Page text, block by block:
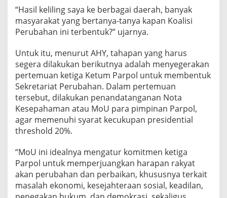
“Hasil keliling saya ke berbagai daerah, banyak
masyarakat yang bertanya-tanya kapan Koalisi
Perubahan ini terbentuk?” ujarnya.
Untuk itu, menurut AHY, tahapan yang harus
segera dilakukan berikutnya adalah menyegerakan
pertemuan ketiga Ketum Parpol untuk membentuk
Sekretariat Perubahan. Dalam pertemuan
tersebut, dilakukan penandatanganan Nota
Kesepahaman atau MoU para pimpinan Parpol,
agar memenuhi syarat kecukupan presidential
threshold 20%.
“MoU ini idealnya mengatur komitmen ketiga
Parpol untuk memperjuangkan harapan rakyat
akan perubahan dan perbaikan, khususnya terkait
masalah ekonomi, kesejahteraan sosial, keadilan,